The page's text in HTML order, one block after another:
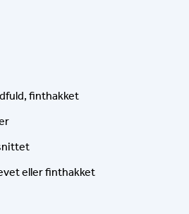
finthakket
eller finthakket